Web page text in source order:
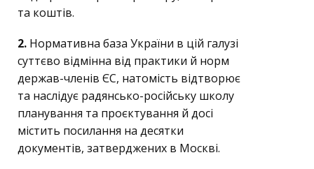
та коштів.
2. Нормативна база України в цій галузі
суттєво відмінна від практики й норм
держав-членів ЄС, натомість відтворює
та наслідує радянсько-російську школу
планування та проєктування й досі
містить посилання на десятки
документів, затверджених в Москві.